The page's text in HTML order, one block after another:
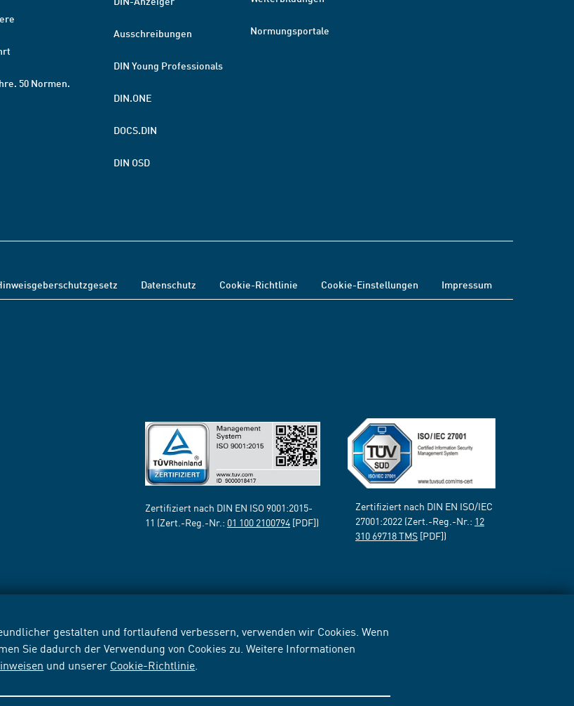
gestalten und fortlaufend verbessern, verwenden wir Cookies. Wenn
Sie dadurch der Verwendung von Cookies zu. Weitere Informationen
und unserer Cookie-Richtlinie
50 Normen.
Ausschreibungen
DIN Young Professionals
DIN.ONE
DOCS.DIN
DIN OSD
Normungsportale
Datenschutz Cookie-Richtlinie Cookie-Einstellungen Impressum
Zertifiziert nach DIN EN ISO 9001:2015-
11 (Zert.-Reg.-Nr.: 01 100 2100794 [PDF])
Zertifiziert nach DIN EN ISO/IEC
27001:2022 (Zert.-Reg.-Nr.: 12
310 69718 TMS [PDF])